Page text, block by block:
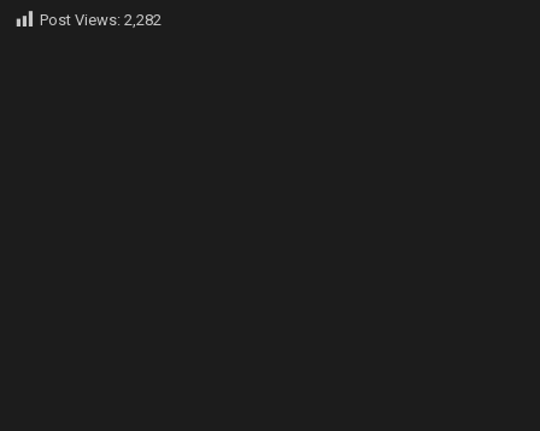
Post Views: 2,282